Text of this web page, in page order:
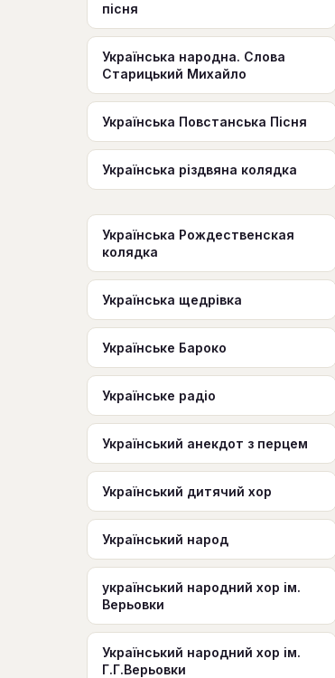
пісня
Українська народна. Слова
Старицький Михайло
Українська Повстанська Пісня
Українська різдвяна колядка
Українська Рождественская
колядка
Українська щедрівка
Українське Бароко
Українське радіо
Український анекдот з перцем
Український дитячий хор
Український народ
український народний хор ім.
Верьовки
Український народний хор ім.
Г.Г.Верьовки